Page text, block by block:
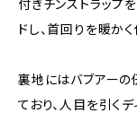
付きチンストラップ
ドし、首回りを暖か
裏地にはバブアーの
ており、人目を引く